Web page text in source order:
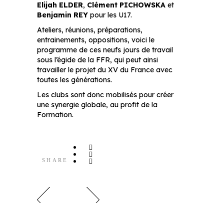
Elijah ELDER, Clément PICHOWSKA et
Benjamin REY pour les U17.
Ateliers, réunions, préparations,
entrainements, oppositions, voici le
programme de ces neufs jours de travail
sous l’égide de la FFR, qui peut ainsi
travailler le projet du XV du France avec
toutes les générations.
Les clubs sont donc mobilisés pour créer
une synergie globale, au profit de la
Formation.
SHARE